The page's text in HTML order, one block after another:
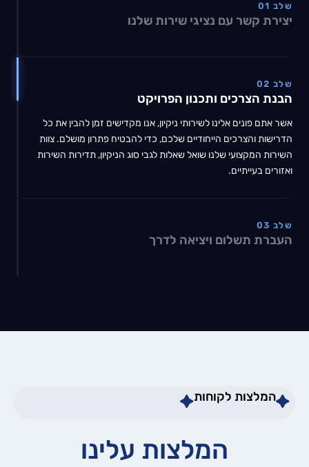
שלב 01
יצירת קשר עם נציגי שירות שלנו
שלב 02
הבנת הצרכים ותכנון הפרויקט
אשר אתם פונים אלינו לשירותי ניקיון, אנו מקדישים זמן להבין את כל
הדרישות והצרכים הייחודיים שלכם, כדי להבטיח פתרון מושלם. צוות
השירות המקצועי שלנו שואל שאלות לגבי סוג הניקיון, תדירות השירות
ואזורים בעייתיים.
שלב 03
העברת תשלום ויציאה לדרך
המלצות לקוחות
המלצות עלינו